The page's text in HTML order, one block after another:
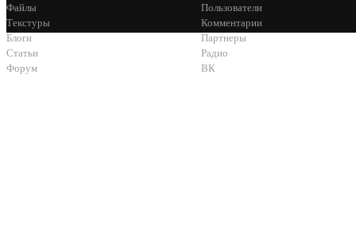
Файлы
Текстуры
Блоги
Статьи
Форум
Пользователи
Комментарии
Партнеры
Радио
ВК